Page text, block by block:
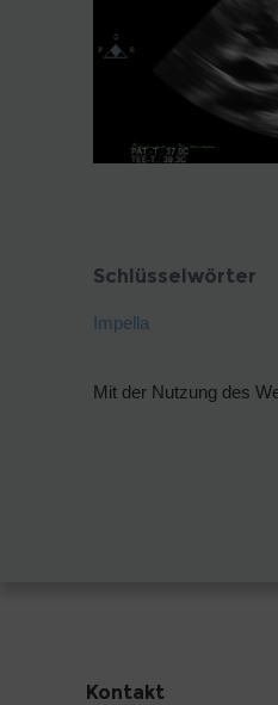
Schlüsselwörter
Impella
Mit der Nutzung des
Kontakt